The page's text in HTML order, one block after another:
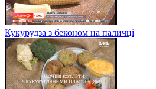
Кукурудза з беконом на паличці